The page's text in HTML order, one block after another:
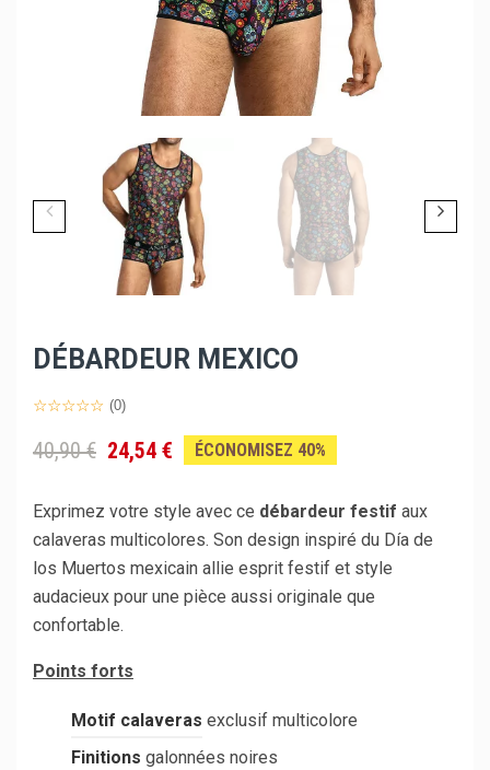
DÉBARDEUR MEXICO
(0)
40,90 € 24,54 € ÉCONOMISEZ 40%
Exprimez votre style avec ce débardeur festif aux
calaveras multicolores. Son design inspiré du Día de
los Muertos mexicain allie esprit festif et style
audacieux pour une pièce aussi originale que
confortable.
Points forts
Motif calaveras exclusif multicolore
Finitions galonnées noires